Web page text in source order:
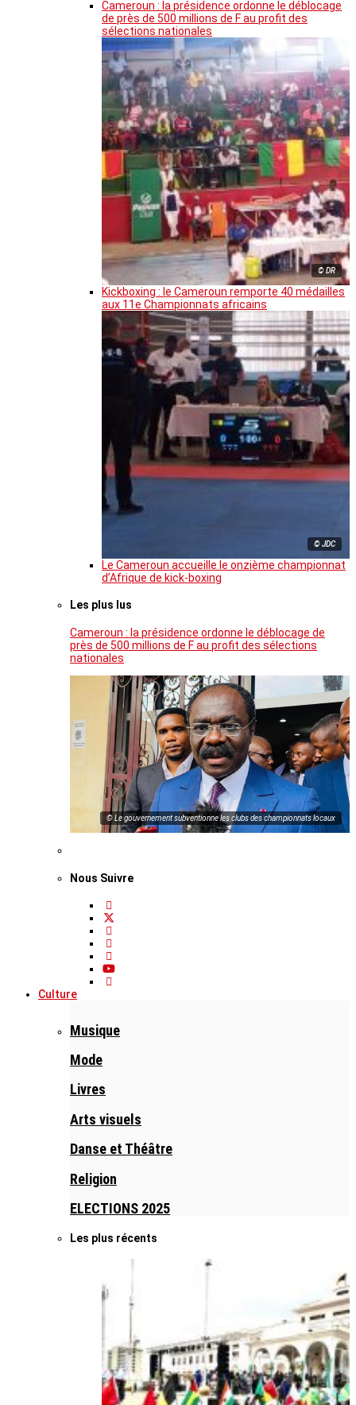
Cameroun : la présidence ordonne le déblocage
de près de 500 millions de F au profit des
sélections nationales
© DR
Kickboxing : le Cameroun remporte 40 médailles
aux 11e Championnats africains
© JDC
Le Cameroun accueille le onzième championnat
d’Afrique de kick-boxing
Les plus lus
Cameroun : la présidence ordonne le déblocage de
près de 500 millions de F au profit des sélections
nationales
© Le gouvernement subventionne les clubs des championnats locaux
Nous Suivre
Culture
Musique
Mode
Livres
Arts visuels
Danse et Théâtre
Religion
ELECTIONS 2025
Les plus récents